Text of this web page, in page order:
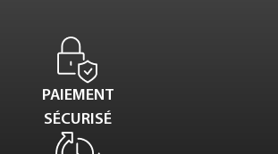
PAIEMENT
SÉCURISÉ